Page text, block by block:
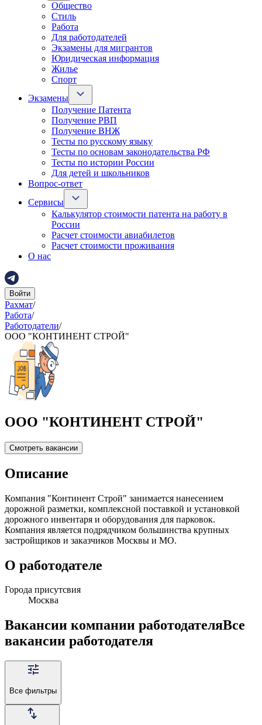
Общество
Стиль
Работа
Для работодателей
Экзамены для мигрантов
Юридическая информация
Жилье
Спорт
Экзамены
Получение Патента
Получение РВП
Получение ВНЖ
Тесты по русскому языку
Тесты по основам законодательства РФ
Тесты по истории России
Для детей и школьников
Вопрос-ответ
Сервисы
Калькулятор стоимости патента на работу в
России
Расчет стоимости авиабилетов
Расчет стоимости проживания
О нас
Войти
Рахмат/
Работа/
Работодатели/
ООО "КОНТИНЕНТ СТРОЙ"
ООО "КОНТИНЕНТ СТРОЙ"
Смотреть вакансии
Описание
Компания "Континент Строй" занимается нанесением
дорожной разметки, комплексной поставкой и установкой
дорожного инвентаря и оборудования для парковок.
Компания является подрядчиком большинства крупных
застройщиков и заказчиков Москвы и МО.
О работодателе
Города присутсвия
Москва
Вакансии компании работодателяВсе
вакансии работодателя
Все фильтры